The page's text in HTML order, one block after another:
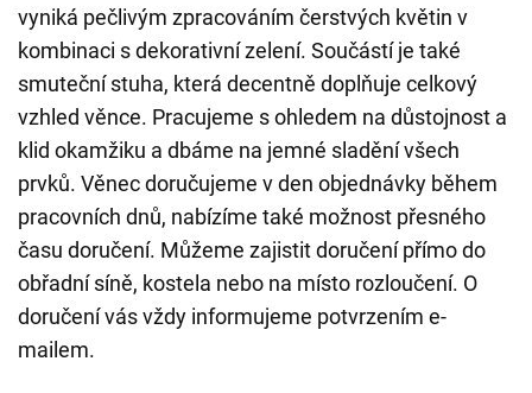
vyniká pečlivým zpracováním čerstvých květin v
kombinaci s dekorativní zelení. Součástí je také
smuteční stuha, která decentně doplňuje celkový
vzhled věnce. Pracujeme s ohledem na důstojnost a
klid okamžiku a dbáme na jemné sladění všech
prvků. Věnec doručujeme v den objednávky během
pracovních dnů, nabízíme také možnost přesného
času doručení. Můžeme zajistit doručení přímo do
obřadní síně, kostela nebo na místo rozloučení. O
doručení vás vždy informujeme potvrzením e-
mailem.